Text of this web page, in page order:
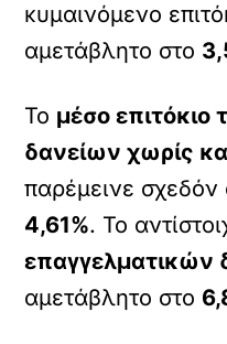
κυμαινόμενο
αμετάβλητο στο
Το μέσο επιτόκιο
δανείων χωρίς
παρέμεινε
4,61%. Το
επαγγελματικών
αμετάβλητο στο